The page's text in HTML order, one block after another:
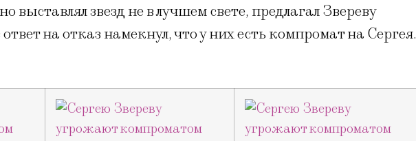
выставлял звезд не в лучшем свете, предлагал Звереву
на отказ намекнул, что у них есть компромат на Сергея.